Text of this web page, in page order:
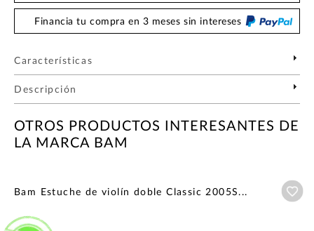
Financia tu compra en 3 meses sin intereses
Características
Descripción
OTROS PRODUCTOS INTERESANTES DE
LA MARCA BAM
Bam Estuche de violín doble Classic 2005S...